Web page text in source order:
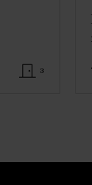
3